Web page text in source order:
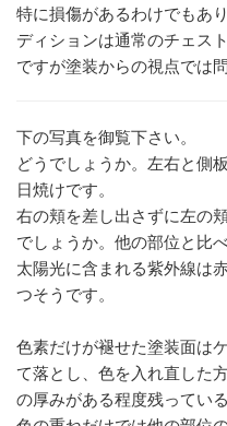
特に損傷があるわけでもあ
ディションは通常のチェスト
ですが塗装からの視点では
下の写真を御覧下さい。
どうでしょうか。左右と側
日焼けです。
右の頬を差し出さずに左の
でしょうか。他の部位と比
太陽光に含まれる紫外線は
つそうです。
色素だけが褪せた塗装面は
て落とし、色を入れ直した
の厚みがある程度残ってい